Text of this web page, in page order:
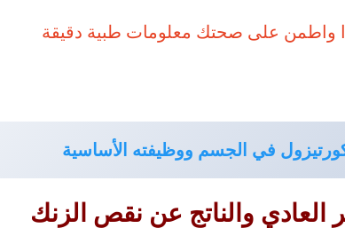
في الجسم ووظيفته الأساسية
العادي والناتج عن نقص الزنك